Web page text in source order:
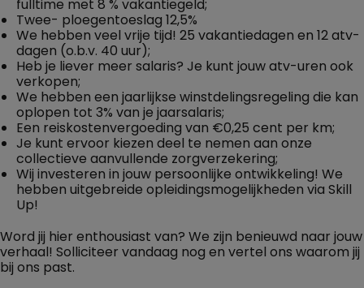
fulltime met 8 % vakantiegeld;
Twee- ploegentoeslag 12,5%
We hebben veel vrije tijd! 25 vakantiedagen en 12 atv-
dagen (o.b.v. 40 uur);
Heb je liever meer salaris? Je kunt jouw atv-uren ook
verkopen;
We hebben een jaarlijkse winstdelingsregeling die kan
oplopen tot 3% van je jaarsalaris;
Een reiskostenvergoeding van €0,25 cent per km;
Je kunt ervoor kiezen deel te nemen aan onze
collectieve aanvullende zorgverzekering;
Wij investeren in jouw persoonlijke ontwikkeling! We
hebben uitgebreide opleidingsmogelijkheden via Skill
Up!
Word jij hier enthousiast van? We zijn benieuwd naar jouw
verhaal! Solliciteer vandaag nog en vertel ons waarom jij
bij ons past.